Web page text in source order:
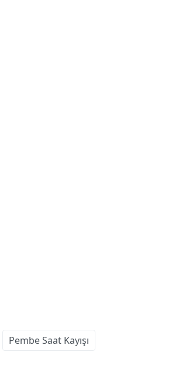
Pembe Saat Kayışı